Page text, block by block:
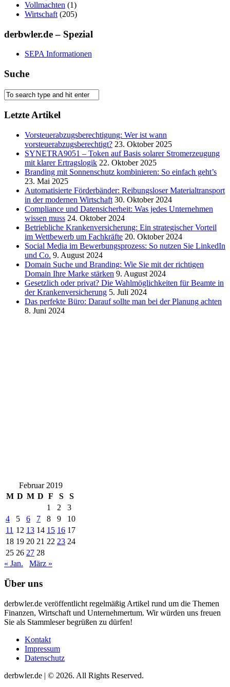
Vollmachten (1)
Wirtschaft (205)
derbwler.de – Spezial
SEPA Informationen
Suche
Letzte Artikel
Vorsteuerabzugsberechtigung: Wer ist wann
vorsteuerabzugsberechtigt? 23. Oktober 2025
SYNETRA9051 – Token auf Basis solarer Stromerzeugung
mit klarer Ertragslogik 22. Oktober 2025
Branding mit Sonnenschutz kombinieren: So einfach geht’s
23. Mai 2025
Automatisierte Förderbänder: Reibungsloser Materialtransport
in der modernen Wirtschaft 30. Oktober 2024
Compliance und Datensicherheit: Was jedes Unternehmen
wissen muss 24. Oktober 2024
Betriebliche Krankenversicherung: Ein strategischer Vorteil
im Wettbewerb um Fachkräfte 20. Oktober 2024
Social Media im Bewerbungsprozess: So nutzen Sie LinkedIn
und Co. 9. August 2024
Domain Suche und Branding: Wie Sie mit der richtigen
Domain Ihre Marke stärken 9. August 2024
Gesetzlich oder privat? Die Wahlmöglichkeiten für Beamte in
der Krankenversicherung 5. Juli 2024
Das perfekte Büro: Darauf sollte man bei der Planung achten
8. Juni 2024
Februar 2019
M D M D F S
S
1
2
3
4
5 6 7 8 9
10
11 12 13 14 15 16 17
18 19 20 21 22 23 24
25 26 27 28
« Jan.
März »
Über uns
derbwler.de veröffentlicht regelmäßig Artikel rund um die Themen
Finanzen, Wirtschaft und Unternehmertum. Wir würden uns freuen
Sie als Stammleser begrüßen zu dürfen!
Kontakt
Impressum
Datenschutz
derbwler.de | © 2026. All Rights Reserved.